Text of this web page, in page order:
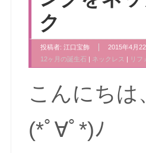
ク
投稿者: 江口宝飾
2015年4月
12ヶ月の誕生石 | ネックレス | リフ
こんにち
(*ﾟ∀ﾟ*)ﾉ